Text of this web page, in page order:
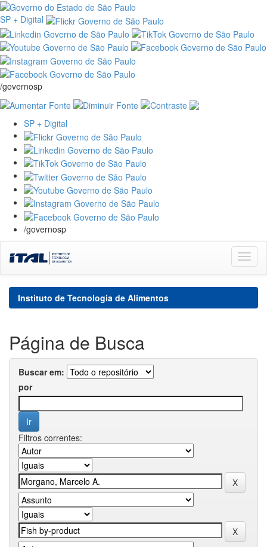
SP + Digital
/governosp
SP + Digital
/governosp
navigation
Instituto de Tecnologia de Alimentos
Página de Busca
Buscar em:
por
Filtros correntes: